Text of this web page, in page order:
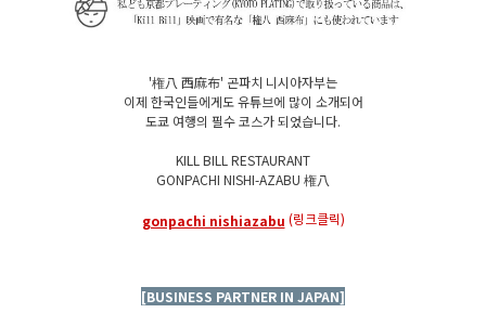
'権八 西麻布' 곤파치 니시아자부는
이제 한국인들에게도 유튜브에 많이 소개되어
도쿄 여행의 필수 코스가 되었습니다.
KILL BILL RESTAURANT
GONPACHI NISHI-AZABU 権八
gonpachi nishiazabu (링크클릭)
[BUSINESS PARTNER IN JAPAN]